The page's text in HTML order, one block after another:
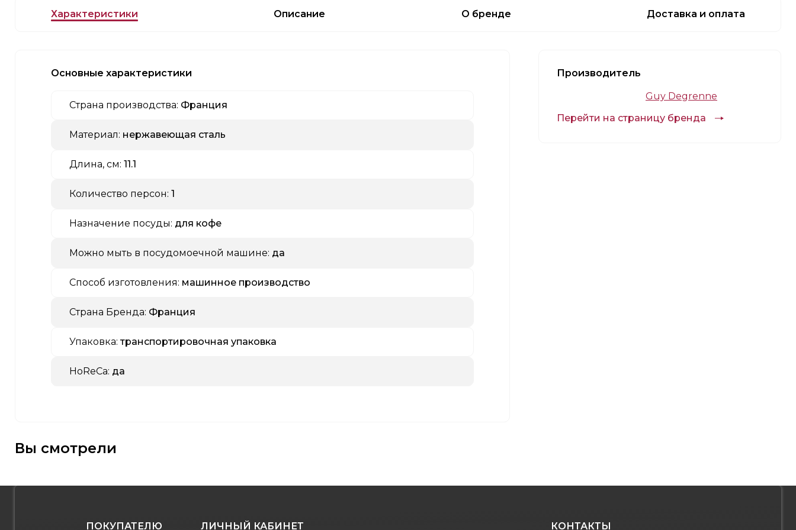
Характеристики Описание О бренде Доставка и оплата
Основные характеристики
Страна производства: Франция
Материал: нержавеющая сталь
Длина, см: 11.1
Количество персон: 1
Назначение посуды: для кофе
Можно мыть в посудомоечной машине: да
Способ изготовления: машинное производство
Страна Бренда: Франция
Упаковка: транспортировочная упаковка
HoReCa: да
Производитель
Guy Degrenne
Перейти на страницу бренда
Вы смотрели
ПОКУПАТЕЛЮ ЛИЧНЫЙ КАБИНЕТ КОНТАКТЫ